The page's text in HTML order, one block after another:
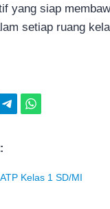
yang siap
setiap ruang
ATP Kelas 1 SD/MI